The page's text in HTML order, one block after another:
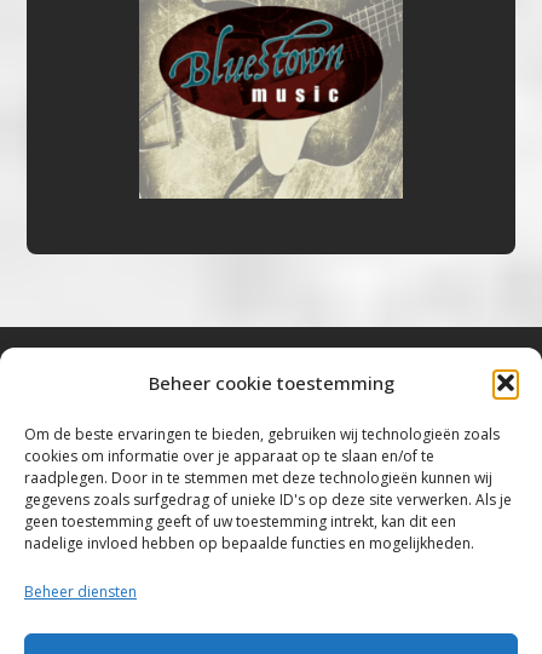
Beheer cookie toestemming
Om de beste ervaringen te bieden, gebruiken wij technologieën zoals
cookies om informatie over je apparaat op te slaan en/of te
raadplegen. Door in te stemmen met deze technologieën kunnen wij
gegevens zoals surfgedrag of unieke ID's op deze site verwerken. Als je
geen toestemming geeft of uw toestemming intrekt, kan dit een
nadelige invloed hebben op bepaalde functies en mogelijkheden.
Beheer diensten
“Voor de mooiste Blues, Rock, Roots &
Americana”
Copyright 2019 – 2026 Bluestown Music – All